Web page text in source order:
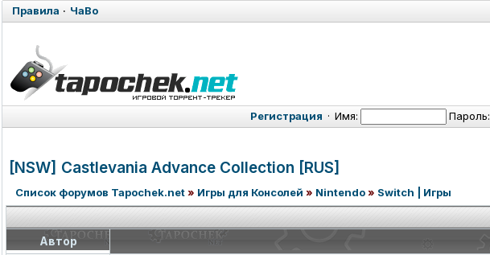
Правила · ЧаВо
Регистрация · Имя: Пароль:
[NSW] Castlevania Advance Collection [RUS]
Список форумов Tapochek.net» Игры для Консолей » Nintendo» Switch | Игры
Автор